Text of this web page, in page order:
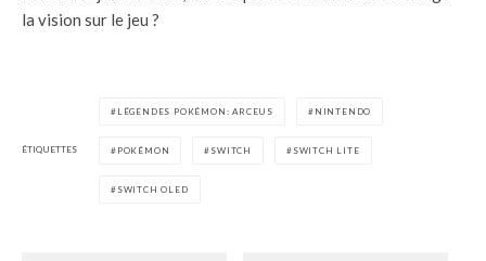
la vision sur le jeu ?
ÉTIQUETTES
LÉGENDES POKÉMON: ARCEUS NINTENDO
POKÉMON SWITCH SWITCH LITE
SWITCH OLED